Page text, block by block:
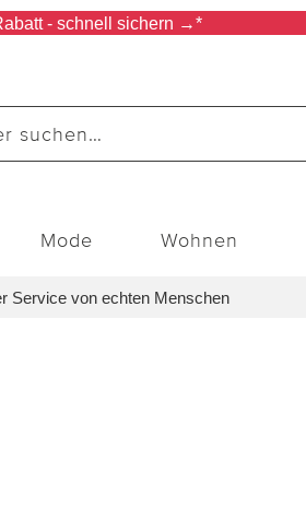
- schnell sichern →*
Mode Wohnen
Service von echten Menschen